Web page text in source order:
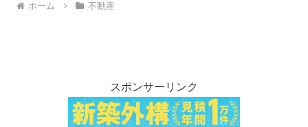
ホーム 不動産
スポンサーリンク